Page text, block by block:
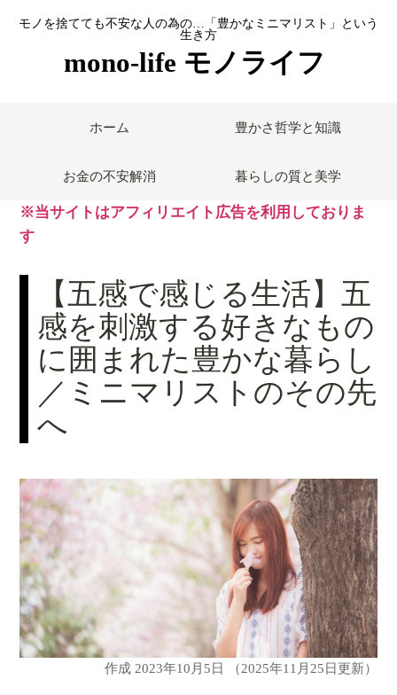
モノを捨てても不安な人の為の…「豊かなミニマリスト」という
生き方
mono-life モノライフ
ホーム 豊かさ哲学と知識
お金の不安解消 暮らしの質と美学
※当サイトはアフィリエイト広告を利用しておりま
す
【五感で感じる生活】五
感を刺激する好きなもの
に囲まれた豊かな暮らし
／ミニマリストのその先
へ
作成2023年10月5日 （2025年11月25日更新）